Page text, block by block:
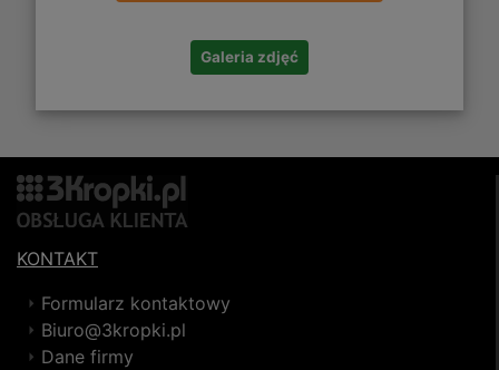
Galeria zdjęć
KONTAKT
Formularz kontaktowy
Biuro@3kropki.pl
Dane firmy